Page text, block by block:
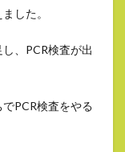
した。
、PCR検査が出
PCR検査をやる